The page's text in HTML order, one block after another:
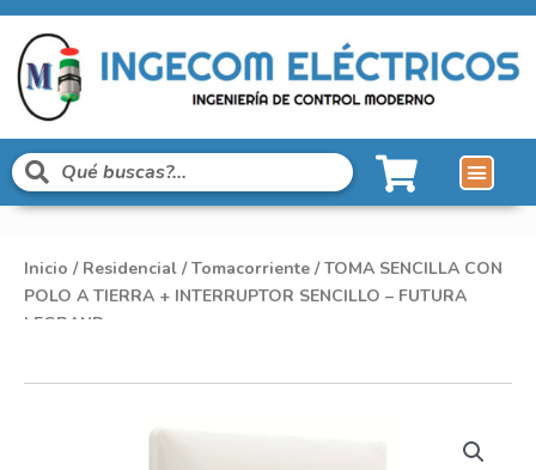
Inicio / Residencial /Tomacorriente / TOMA SENCILLA CON
POLO A TIERRA + INTERRUPTOR SENCILLO – FUTURA
LEGRAND